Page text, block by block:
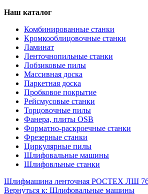
Наш каталог
Комбинированные станки
Кромкооблицовочные станки
Ламинат
Ленточнопильные станки
Лобзиковые пилы
Массивная доска
Паркетная доска
Пробковое покрытие
Рейсмусовые станки
Торцовочные пилы
Фанера, плиты OSB
Форматно-раскроечные станки
Фрезерные станки
Циркулярные пилы
Шлифовальные машины
Шлифовльные станки
Шлифмашина ленточная РОСТЕХ ЛШ
Вернуться к: Шлифовальные машины